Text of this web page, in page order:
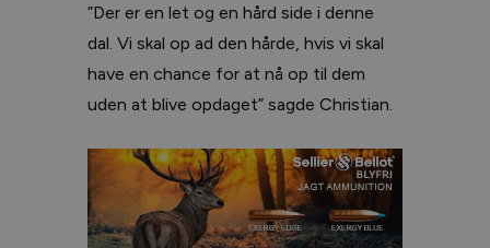
”Der er en let og en hård side i denne
dal. Vi skal op ad den hårde, hvis vi skal
have en chance for at nå op til dem
uden at blive opdaget” sagde Christian.